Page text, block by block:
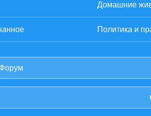
Домашние
Политика и
Форум